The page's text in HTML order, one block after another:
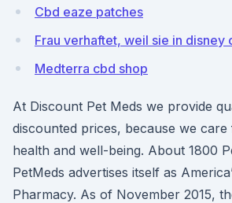
Cbd eaze patches
Frau verhaftet, weil sie in disney
Medterra cbd shop
At Discount Pet Meds we provide
discounted prices, because we care
health and well-being. About 1800
PetMeds advertises itself as
Pharmacy. As of November 2015,